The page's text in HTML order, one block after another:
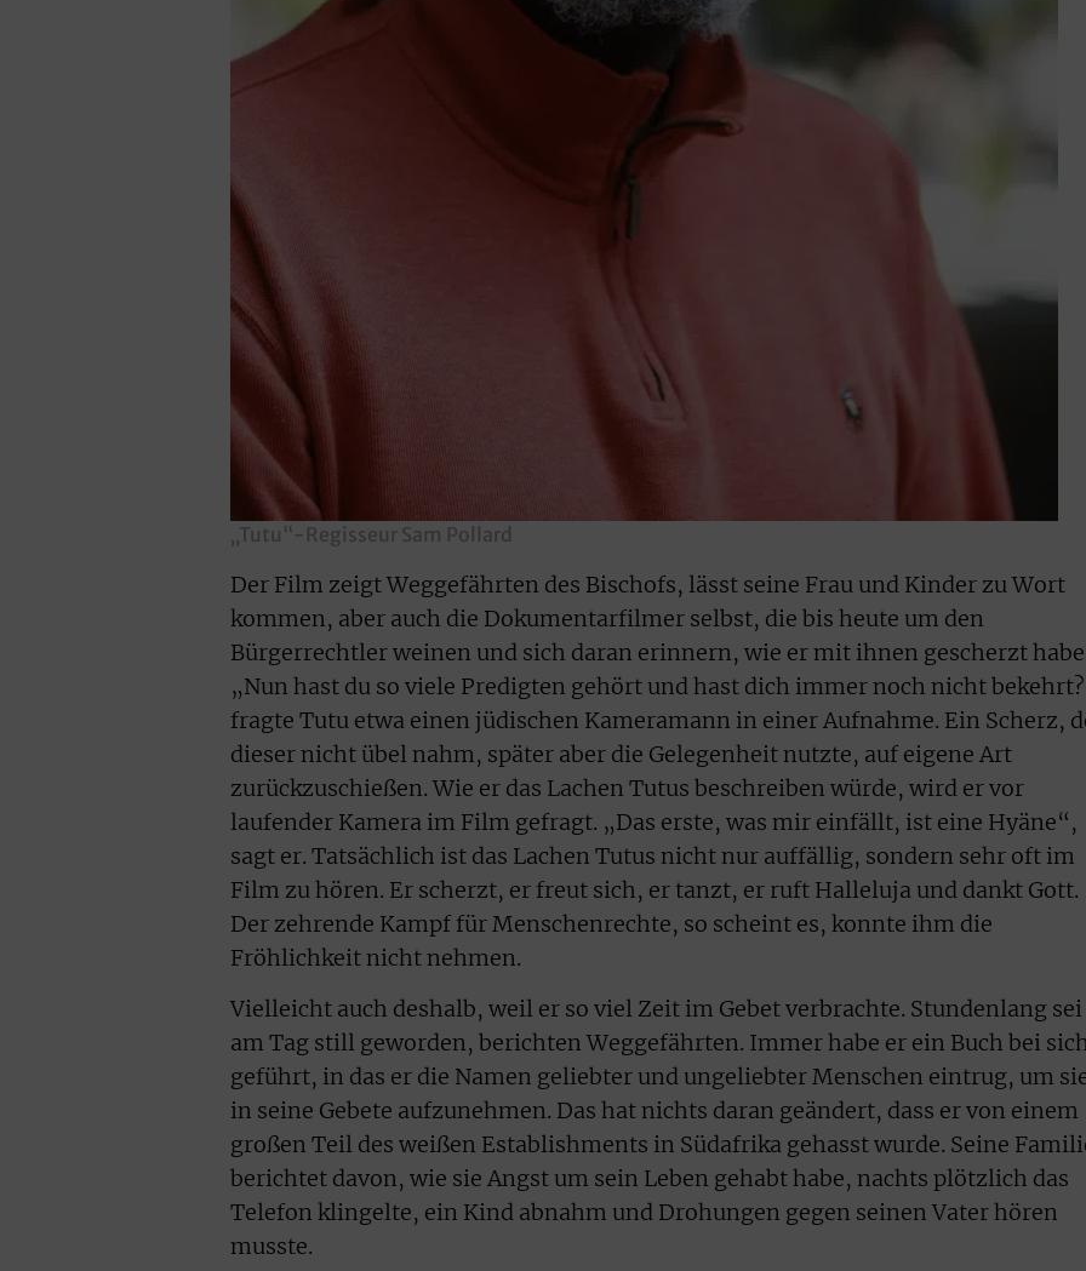
„Tutu“-Regisseur Sam Pollard
Der Film zeigt Weggefährten des Bischofs, lässt seine Frau und Kinder zu Wort
kommen, aber auch die Dokumentarfilmer selbst, die bis heute um den
Bürgerrechtler weinen und sich daran erinnern, wie er mit ihnen gescherzt
„Nun hast du so viele Predigten gehört und hast dich immer noch nicht
fragte Tutu etwa einen jüdischen Kameramann in einer Aufnahme. Ein Scherz,
dieser nicht übel nahm, später aber die Gelegenheit nutzte, auf eigene Art
zurückzuschießen. Wie er das Lachen Tutus beschreiben würde, wird er vor
laufender Kamera im Film gefragt. „Das erste, was mir einfällt, ist eine Hyäne“,
sagt er. Tatsächlich ist das Lachen Tutus nicht nur auffällig, sondern sehr oft im
Film zu hören. Er scherzt, er freut sich, er tanzt, er ruft Halleluja und dankt Gott.
Der zehrende Kampf für Menschenrechte, so scheint es, konnte ihm die
Fröhlichkeit nicht nehmen.
Vielleicht auch deshalb, weil er so viel Zeit im Gebet verbrachte. Stundenlang
am Tag still geworden, berichten Weggefährten. Immer habe er ein Buch bei
geführt, in das er die Namen geliebter und ungeliebter Menschen eintrug, um
in seine Gebete aufzunehmen. Das hat nichts daran geändert, dass er von einem
großen Teil des weißen Establishments in Südafrika gehasst wurde. Seine
berichtet davon, wie sie Angst um sein Leben gehabt habe, nachts plötzlich das
Telefon klingelte, ein Kind abnahm und Drohungen gegen seinen Vater hören
musste.